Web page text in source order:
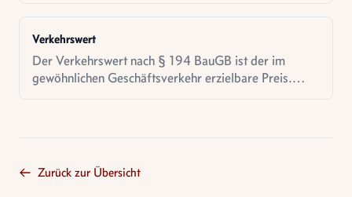
Datenquellen.
Verkehrswert
Der Verkehrswert nach § 194 BauGB ist der im
gewöhnlichen Geschäftsverkehr erzielbare Preis.
Zurück zur Übersicht